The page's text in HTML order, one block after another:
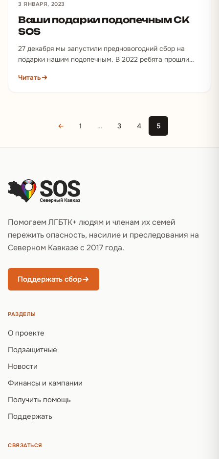
3 ЯНВАРЯ, 2023
Ваши подарки подопечным СК
SOS
27 декабря мы запустили предновогодний сбор на
подарки нашим подопечным. В 2022 ребята прошли
вынуждены бежать…
Читать
← 1 … 3 4 5
Помогаем ЛГБТК+ людям и членам их семей
пережить опасность, насилие и преследования на
Северном Кавказе с 2017 года.
Поддержать сбор
РАЗДЕЛЫ
О проекте
Подзащитные
Новости
Финансы и кампании
Получить помощь
Поддержать
СВЯЗАТЬСЯ